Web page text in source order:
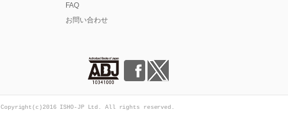
FAQ
お問い合わせ
Copyright(c)2016 ISHO-JP Ltd. All rights reserved.